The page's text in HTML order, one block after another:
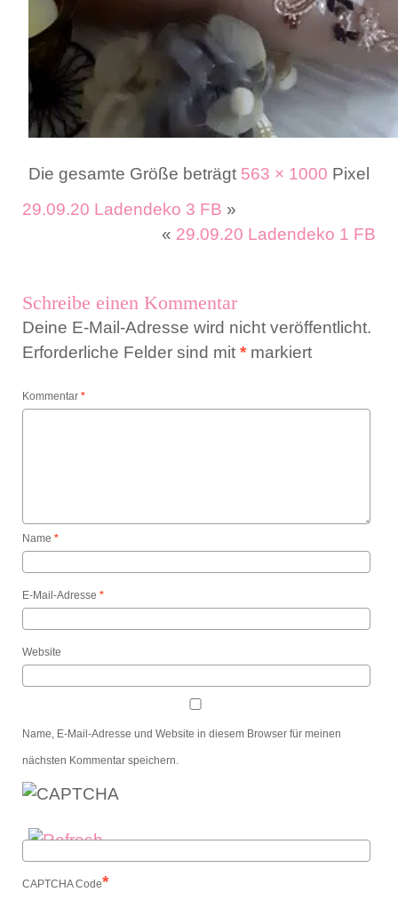
Die gesamte Größe beträgt 563 × 1000 Pixel
29.09.20 Ladendeko 3 FB »
« 29.09.20 Ladendeko 1 FB
Schreibe einen Kommentar
Deine E-Mail-Adresse wird nicht veröffentlicht.
Erforderliche Felder sind mit *markiert
Kommentar *
Name *
E-Mail-Adresse *
Website
Name, E-Mail-Adresse und Website in diesem Browser für meinen
nächsten Kommentar speichern.
CAPTCHA Code*